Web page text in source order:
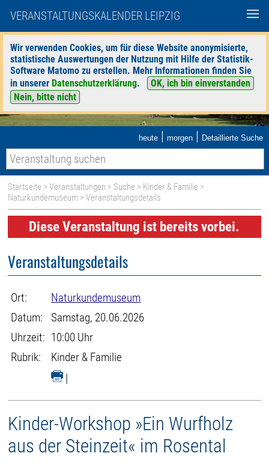
VERANSTALTUNGSKALENDER LEIPZIG
Wir verwenden Cookies, um für diese Website anonymisierte,
statistische Auswertungen der Nutzung mit Hilfe der Statistik-
Software Matomo zu erstellen. Mehr Informationen finden Sie
in unserer Datenschutzerklärung.
OK, ich bin einverstanden
Nein, bitte nicht
heute | morgen | Detaillierte Suche
Startseite >Veranstaltungen > Suche > Kinder & Familie >
Naturkundemuseum > Veranstaltungsdetails
Diese Veranstaltung ist bereits vorbei.
Veranstaltungsdetails
Ort:
Naturkundemuseum
Datum:
Samstag, 20.06.2026
Uhrzeit: 10:00 Uhr
Rubrik:
Kinder & Familie
|
Kinder-Workshop »Ein Wurfholz
aus der Steinzeit« im Rosental